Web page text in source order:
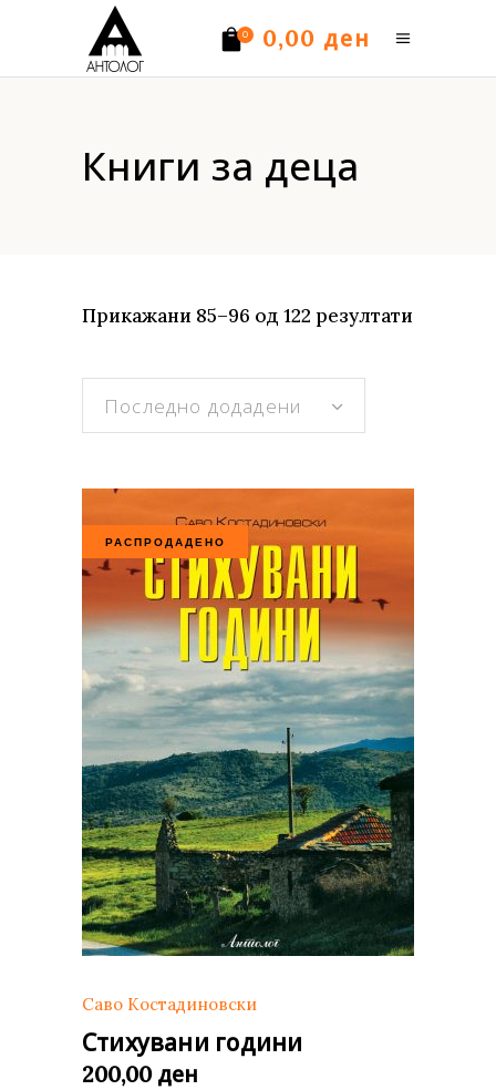
0 0,00 ден
Книги за деца
Прикажани 85–96 од 122 резултати
Последно додадени
РАСПРОДАДЕНО
Саво Костадиновски
Стихувани години
200,00 ден